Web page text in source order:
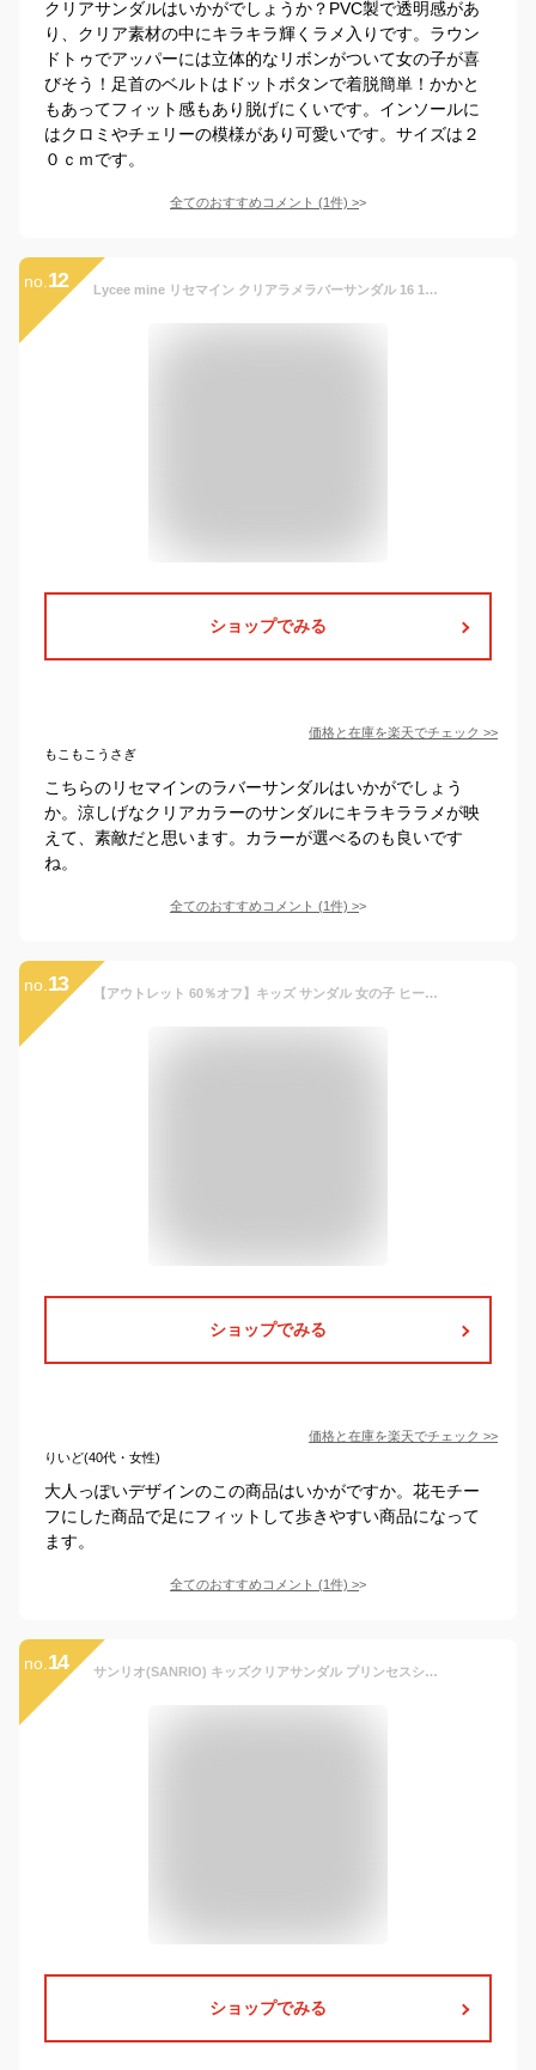
クリアサンダルはいかがでしょうか？PVC製で透明感があ
り、クリア素材の中にキラキラ輝くラメ入りです。ラウン
ドトゥでアッパーには立体的なリボンがついて女の子が喜
びそう！足首のベルトはドットボタンで着脱簡単！かかと
もあってフィット感もあり脱げにくいです。インソールに
はクロミやチェリーの模様があり可愛いです。サイズは２
０ｃｍです。
全てのおすすめコメント (1件) >
no. 12 Lycee mine リセマイン クリアラメラバーサンダル 16 17 18 19 20cm 女の子 春夏 キッズ
ショップでみる
価格と在庫を楽天でチェック >>
もこもこうさぎ
こちらのリセマインのラバーサンダルはいかがでしょう
か。涼しげなクリアカラーのサンダルにキラキララメが映
えて、素敵だと思います。カラーが選べるのも良いです
ね。
全てのおすすめコメント (1件) >
no. 13 【アウトレット 60％オフ】キッズ サンダル 女の子 ヒール 子供 可愛い 花 シンプル マジックテープ 歩きやすい 痛くない 履きやすい 脱ぎ履き簡単 ウエッジソール ローヒール 小学生 ジュニア オシャレ キラキラ ビーズ フォーマル ピンク ブルー ネイビー 2buy #5117
ショップでみる
価格と在庫を楽天でチェック >>
りいど(40代・女性)
大人っぽいデザインのこの商品はいかがですか。花モチー
フにした商品で足にフィットして歩きやすい商品になって
ます。
全てのおすすめコメント (1件) >
no. 14 サンリオ(SANRIO) キッズクリアサンダル プリンセスシューズ ドレスシューズ 発表会 卒園式 サマー 子供用 マイメロディ 16cm 749869
ショップでみる